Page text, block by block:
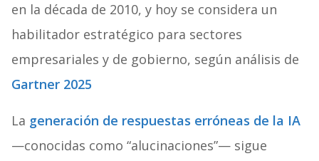
en la década de 2010, y hoy se considera un
habilitador estratégico para sectores
empresariales y de gobierno, según análisis de
Gartner 2025
La generación de respuestas erróneas de la IA
—conocidas como “alucinaciones”— sigue